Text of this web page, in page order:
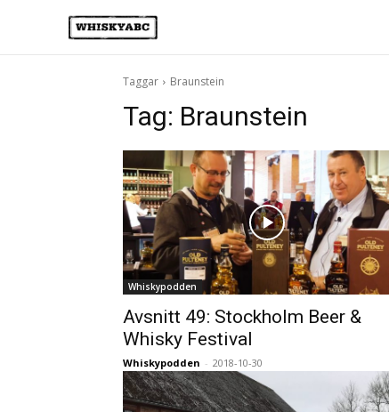
Taggar Braunstein
Tag: Braunstein
Whiskypodden
Avsnitt 49: Stockholm Beer &
Whisky Festival
Whiskypodden - 2018-10-30